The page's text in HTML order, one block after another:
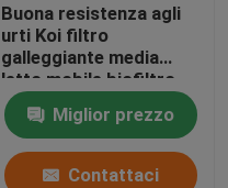
Buona resistenza agli
urti Koi filtro
galleggiante media
letto mobile biofiltro
auto-pulizia
Miglior prezzo
Contattaci